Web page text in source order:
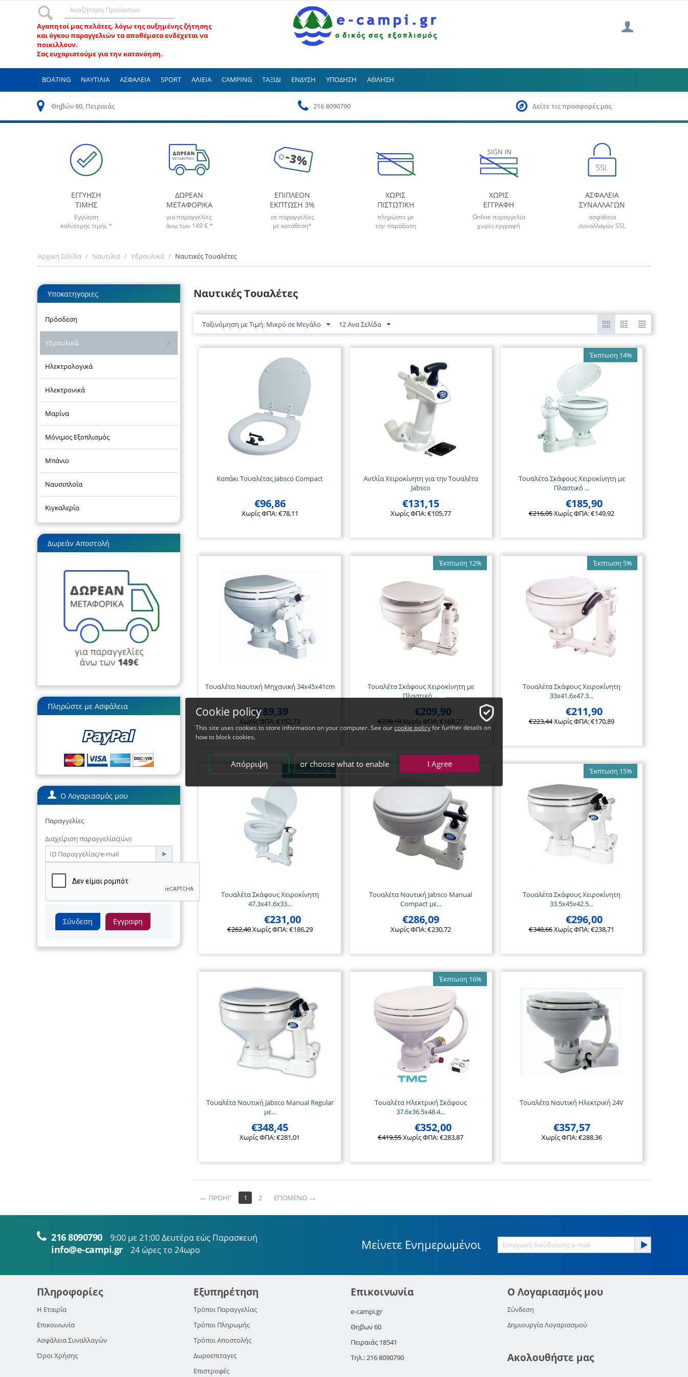
Αγαπητοί μας πελάτες, λόγω της αυξημένης ζήτησης
και όγκου παραγγελιών τα αποθέματα ενδέχεται να
ποικιλλουν.
Σας ευχαριστούμε για την κατανόηση.
BOATING ΝΑΥΤΙΛΙΑ ΑΣΦΑΛΕΙΑ SPORT ΑΛΙΕΙΑ CAMPING ΤΑΞΙΔΙ ΕΝΔΥΣΗ ΥΠΟΔΗΣΗ ΑΘΛΗΣΗ
Θηβών 60, Πειραιάς 216 8090790 Δείτε τις προσφορές μας
ΕΓΓΥΗΣΗ
ΤΙΜΗΣ
Εγγύηση
καλύτερης τιμής *
ΔΩΡΕΑΝ
ΜΕΤΑΦΟΡΙΚΑ
για παραγγελίες
άνω των 149 € *
ΕΠΙΠΛΕΟΝ
ΕΚΠΤΩΣΗ 3%
σε παραγγελίες
με κατάθεση*
ΧΩΡΙΣ
ΠΙΣΤΩΤΙΚΗ
πληρώστε με
την παράδοση
ΧΩΡΙΣ
ΕΓΓΡΑΦΗ
Online παραγγελία
χωρίς εγγραφή
ΑΣΦΑΛΕΙΑ
ΣΥΝΑΛΛΑΓΩΝ
ασφάλεια
συναλλαγών SSL
Αρχική Σελίδα / Ναυτιλια / Υδραυλικά / Ναυτικές Τουαλέτες
Υποκατηγοριες
Πρόσδεση
Υδραυλικά
Ηλεκτρολογικά
Ηλεκτρονικά
Μαρίνα
Μόνιμος Εξοπλισμός
Μπάνιο
Ναυσιπλοΐα
Κιγκαλερία
Δωρεάν Αποστολή
Πληρώστε με Ασφάλεια
Ο Λογαριασμός μου
Παραγγελίες
Διαχείριση παραγγελίας(ών)
Σύνδεση Εγγραφη
Ναυτικές Τουαλέτες
Ταξινόμηση με Τιμή: Μικρό σε Μεγάλο 12 Ανα Σελίδα
Καπάκι Τουαλέτας Jabsco Compact
€96,86
Χωρίς ΦΠΑ:€78,11
Αντλία Χειροκίνητη για την Τουαλέτα
Jabsco
€131,15
Χωρίς ΦΠΑ:€105,77
Έκπτωση 14%
Τουαλέτα Σκάφους Χειροκίνητη με
Πλαστικό ...
€216,05
€185,90
Χωρίς ΦΠΑ:€149,92
Τουαλέτα Ναυτική Μηχανική 34x45x41cm
€189,39
Χωρίς ΦΠΑ:€152,73
Έκπτωση 12%
Τουαλέτα Σκάφους Χειροκίνητη με
Πλαστικό ...
€238,10
€209,90
Χωρίς ΦΠΑ:€169,27
Έκπτωση 5%
Τουαλέτα Σκάφους Χειροκίνητη
33x41.6x47.3...
€223,44
€211,90
Χωρίς ΦΠΑ:€170,89
Έκπτωση 12%
Τουαλέτα Σκάφους Χειροκίνητη
47.3x41.6x33...
€262,40
€231,00
Χωρίς ΦΠΑ:€186,29
Τουαλέτα Ναυτική Jabsco Manual
Compact με...
€286,09
Χωρίς ΦΠΑ:€230,72
Έκπτωση 15%
Τουαλέτα Σκάφους Χειροκίνητη
33.5x45x42.5...
€348,66
€296,00
Χωρίς ΦΠΑ:€238,71
Τουαλέτα Ναυτική Jabsco Manual Regular
με...
€348,45
Χωρίς ΦΠΑ:€281,01
Έκπτωση 16%
Τουαλέτα Ηλεκτρική Σκάφους
37.6x36.5x48.4...
€419,55
€352,00
Χωρίς ΦΠΑ:€283,87
Τουαλέτα Ναυτική Ηλεκτρική 24V
€357,57
Χωρίς ΦΠΑ:€288,36
ΠΡΟΗΓ 1 2 ΕΠΟΜΕΝΟ
216 8090790 9:00 με 21:00 Δευτέρα εώς Παρασκευή
info@e-campi.gr 24 ώρες το 24ωρο Μείνετε Ενημερωμένοι
Πληροφορίες
Η Εταιρία
Επικοινωνία
Ασφάλεια Συναλλαγών
Όροι Χρήσης
Εξυπηρέτηση
Τρόποι Παραγγελίας
Τρόποι Πληρωμής
Τρόποι Αποστολής
Δωροεπιταγες
Επιστροφές
Επικοινωνία
e-campi.gr
Θηβων 60
Πειραιάς 18541
Τηλ.: 216 8090790
Ο Λογαριασμός μου
Σύνδεση
Δημιουργία Λογαριασμού
Ακολουθήστε μας
Cookie policy
This site uses cookies to store information on your computer. See ourcookie policyfor further details on
how to block cookies.
Απόρριψη or choose what to enable I Agree